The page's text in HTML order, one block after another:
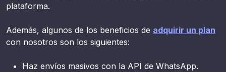
plataforma.
Además, algunos de los beneficios de adquirir un plan
con nosotros son los siguientes:
Haz envíos masivos con la API de WhatsApp.